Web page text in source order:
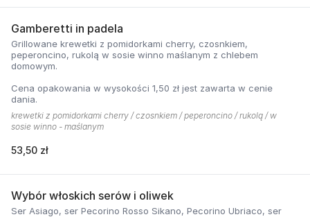
Gamberetti in padela
Grillowane krewetki z pomidorkami cherry, czosnkiem,
peperoncino, rukolą w sosie winno maślanym z chlebem
domowym.
Cena opakowania w wysokości 1,50 zł jest zawarta w cenie
dania.
krewetki z pomidorkami cherry / czosnkiem / peperoncino / rukolą / w
sosie winno - maślanym
53,50 zł
Wybór włoskich serów i oliwek
Ser Asiago, ser Pecorino Rosso Sikano, Pecorino Ubriaco, ser